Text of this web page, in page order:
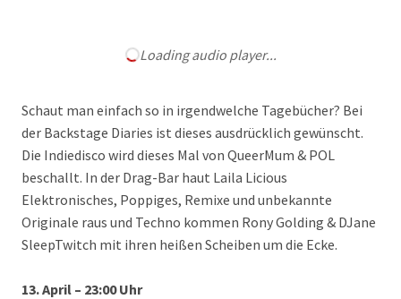
Loading audio player...
Schaut man einfach so in irgendwelche Tagebücher? Bei
der Backstage Diaries ist dieses ausdrücklich gewünscht.
Die Indiedisco wird dieses Mal von QueerMum & POL
beschallt. In der Drag-Bar haut Laila Licious
Elektronisches, Poppiges, Remixe und unbekannte
Originale raus und Techno kommen Rony Golding & DJane
SleepTwitch mit ihren heißen Scheiben um die Ecke.
13. April – 23:00 Uhr